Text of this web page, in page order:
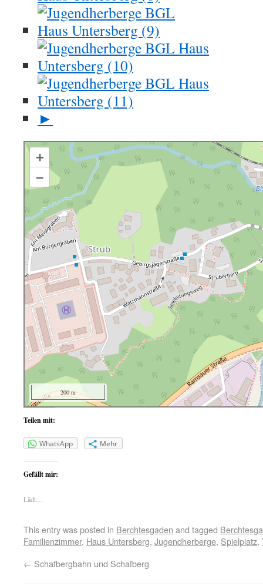
►
+
–
200 m
Teilen mit:
WhatsApp Mehr
Gefällt mir:
Lädt…
This entry was posted in Berchtesgaden and tagged
Familienzimmer, Haus Untersberg, Jugendherberge, Spielplatz,
← Schafbergbahn und Schafberg